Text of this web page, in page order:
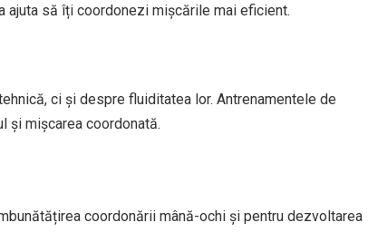
ajuta să îți coordonezi mișcările mai eficient.
ci și despre fluiditatea lor. Antrenamentele de
și mișcarea coordonată.
coordonării mână-ochi și pentru dezvoltarea